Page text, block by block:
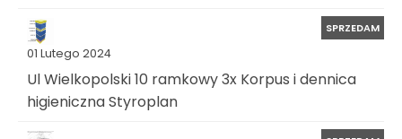
01 Lutego 2024
SPRZEDAM
Ul Wielkopolski 10 ramkowy 3x Korpus i dennica
higieniczna Styroplan